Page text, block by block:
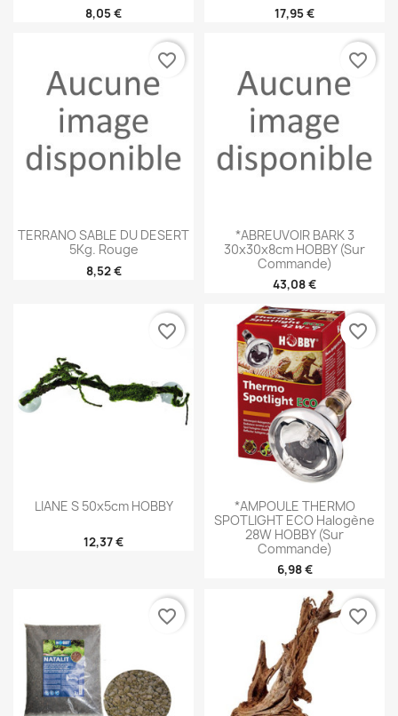
8,05 € 17,95 €
TERRANO SABLE DU DESERT
5Kg. Rouge
8,52 €
favorite_border
*ABREUVOIR BARK 3
30x30x8cm HOBBY (sur
Commande)
43,08 €
favorite_border
LIANE S 50x5cm HOBBY
12,37 €
favorite_border
*AMPOULE THERMO
SPOTLIGHT ECO Halogène
28W HOBBY (sur
Commande)
6,98 €
favorite_border
favorite_border favorite_border